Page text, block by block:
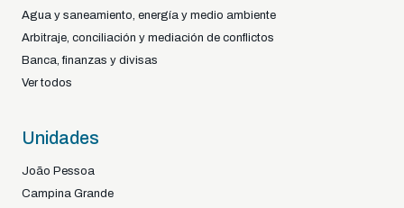
Agua y saneamiento, energía y medio ambiente
Arbitraje, conciliación y mediación de conflictos
Banca, finanzas y divisas
Ver todos
Unidades
João Pessoa
Campina Grande